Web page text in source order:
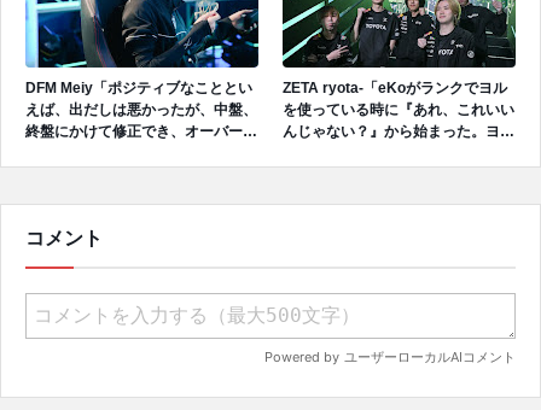
DFM Meiy「ポジティブなこととい
えば、出だしは悪かったが、中盤、
終盤にかけて修正でき、オーバータ
ZETA ryota-「eKoがランクでヨル
を使っている時に『あれ、これいい
んじゃない？』から始まった。ヨル
コメント